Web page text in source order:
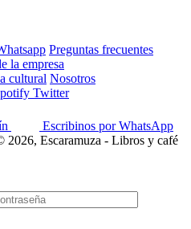
Preguntas frecuentes
la empresa
cultural Nosotros
Twitter
Escribinos por WhatsApp
2026, Escaramuza - Libros y café